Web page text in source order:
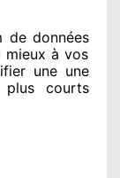
de données
mieux à vos
une une
courts